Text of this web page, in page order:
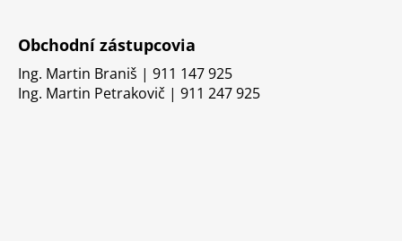
Obchodní zástupcovia
Ing. Martin Braniš | 911 147 925
Ing. Martin Petrakovič | 911 247 925